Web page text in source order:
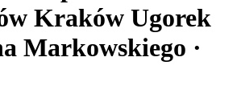
Kraków Ugorek
Markowskiego ·